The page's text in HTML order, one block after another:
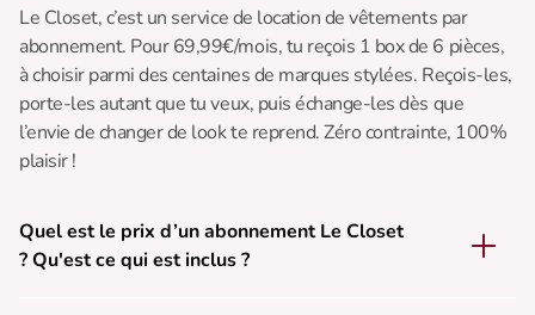
Le Closet, c’est un service de location de vêtements par
abonnement. Pour 69,99€/mois, tu reçois 1 box de 6 pièces,
à choisir parmi des centaines de marques stylées. Reçois-les,
porte-les autant que tu veux, puis échange-les dès que
l’envie de changer de look te reprend. Zéro contrainte, 100%
plaisir !
Quel est le prix d’un abonnement Le Closet
? Qu'est ce qui est inclus ?